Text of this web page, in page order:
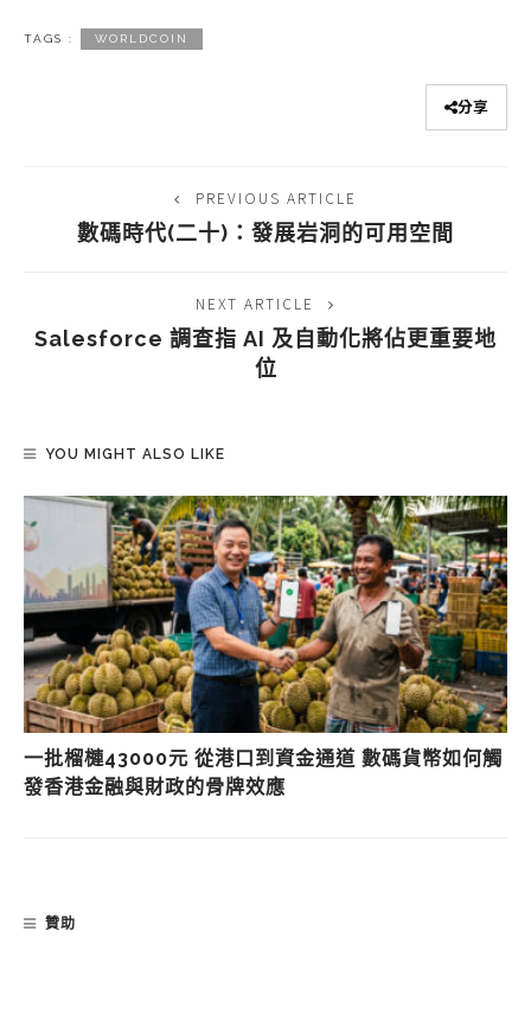
TAGS : WORLDCOIN
分享
PREVIOUS ARTICLE
數碼時代(二十)：發展岩洞的可用空間
NEXT ARTICLE
Salesforce 調查指 AI 及自動化將佔更重要地
位
YOU MIGHT ALSO LIKE
一批榴槤43000元 從港口到資金通道 數碼貨幣如何觸
發香港金融與財政的骨牌效應
贊助